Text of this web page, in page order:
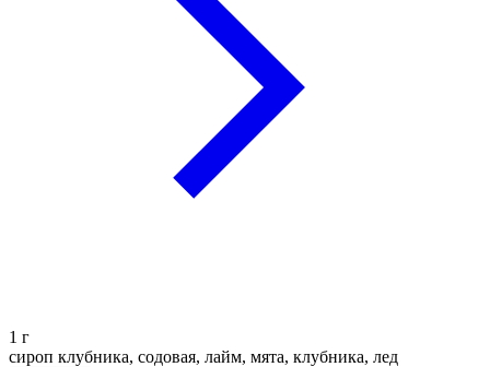
1 г
сироп клубника, содовая, лайм, мята, клубника, лед